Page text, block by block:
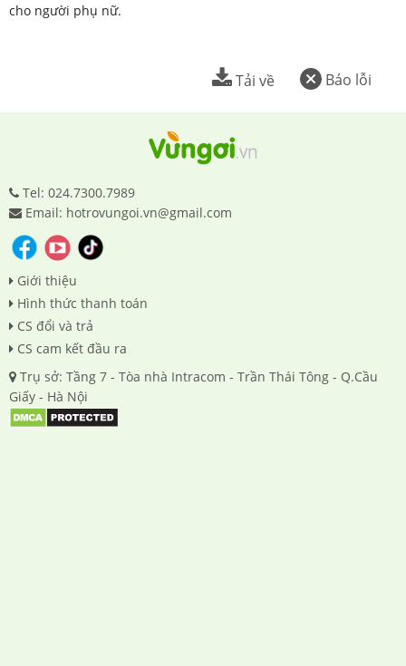
cho người phụ nữ.
Báo lỗi
Tải về
Tel: 024.7300.7989
Email: hotrovungoi.vn@gmail.com
Giới thiệu
Hình thức thanh toán
CS đổi và trả
CS cam kết đầu ra
Trụ sở: Tầng 7 - Tòa nhà Intracom - Trần Thái Tông - Q.Cầu
Giấy - Hà Nội